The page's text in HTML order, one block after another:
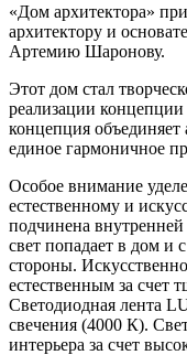
«Дом архитектора»
архитектору и
Артемию Шаронову.
Этот дом стал
реализации
концепция объединяет
единое гармоничное
Особое внимание
естественному и
подчинена внутренней
свет попадает в дом и
стороны.
естественным за счет
Светодиодная лента
свечения (4000 К).
интерьера за счет